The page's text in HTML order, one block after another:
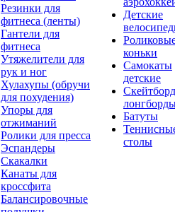
Резинки для
фитнеса (ленты)
Гантели для
фитнеса
Утяжелители для
рук и ног
Хулахупы (обручи
для похудения)
Упоры для
отжиманий
Ролики для пресса
Эспандеры
Скакалки
Канаты для
кроссфита
Балансировочные
Детские
коньки
Самокаты
детские
Батуты
столы